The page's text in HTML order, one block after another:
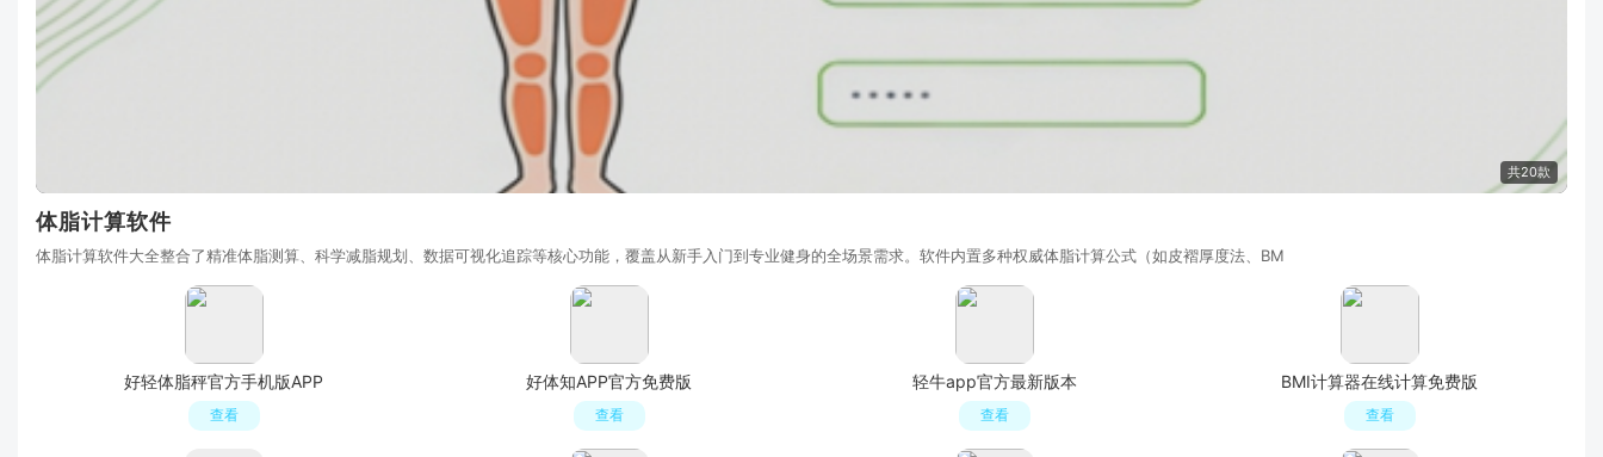
共20款
体脂计算软件
体脂计算软件大全整合了精准体脂测算、科学减脂规划、数据可视化追踪等核心功能，覆盖从新手入门到专业健身的全场景需求。软件内置多种权威体脂计算公式（如皮褶厚度法、BM
好轻体脂秤官方手机版APP
查看
好体知APP官方免费版
查看
轻牛app官方最新版本
查看
BMI计算器在线计算免费版
查看